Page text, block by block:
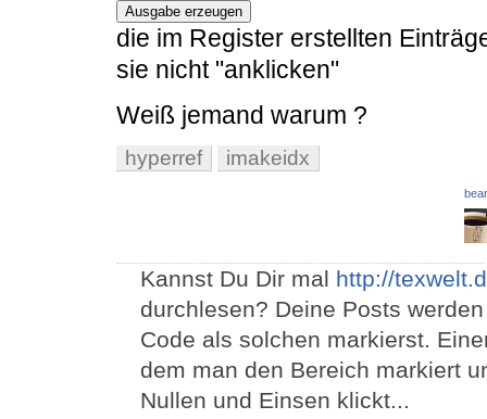
Ausgabe erzeugen
die im Register erstellten
sie nicht "anklicken"
Weiß jemand warum ?
hyperref imakeidx
Kannst Du Dir mal http://
durchlesen? Deine Posts
Code als solchen markierst.
dem man den Bereich markiert
Nullen und Einsen klickt...